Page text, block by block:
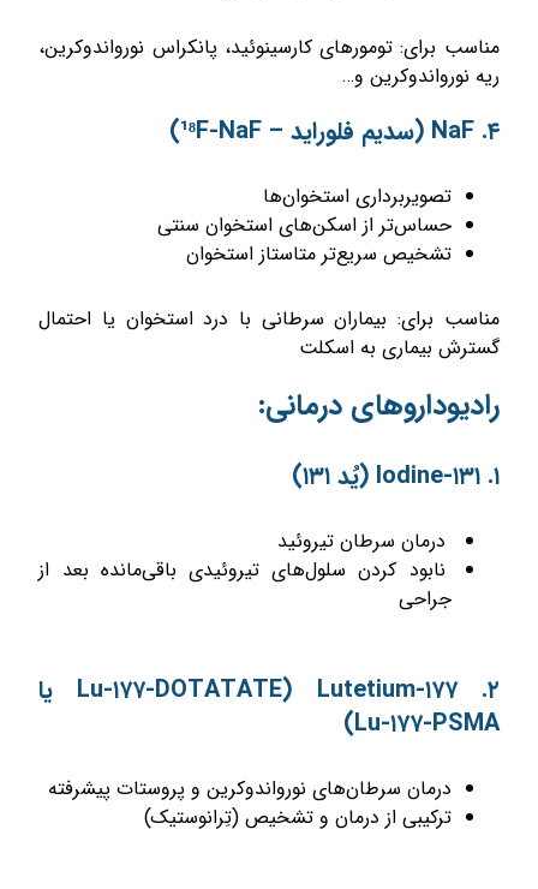
مناسب برای: تومورهای کارسینوئید، پانکراس نورواندوکرین،
ریه نورواندوکرین و…
۴. NaF (سدیم فلوراید – ¹⁸F-NaF)
تصویربرداری استخوان‌ها
حساس‌تر از اسکن‌های استخوان سنتی
تشخیص سریع‌تر متاستاز استخوان
مناسب برای: بیماران سرطانی با درد استخوان یا احتمال
گسترش بیماری به اسکلت
رادیوداروهای درمانی:
۱. Iodine-۱۳۱ (یُد ۱۳۱)
درمان سرطان تیروئید
نابود کردن سلول‌های تیروئیدی باقی‌مانده بعد از
جراحی
۲. Lutetium-۱۷۷ (Lu-۱۷۷-DOTATATE یا
Lu-۱۷۷-PSMA)
درمان سرطان‌های نورواندوکرین و پروستات پیشرفته
ترکیبی از درمان و تشخیص (تِرانوستیک)